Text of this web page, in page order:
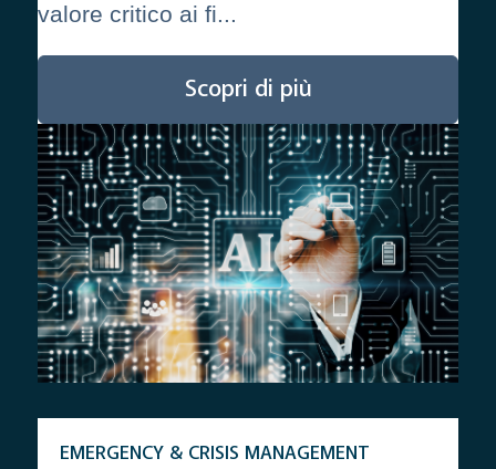
valore critico ai fi...
Scopri di più
EMERGENCY & CRISIS MANAGEMENT